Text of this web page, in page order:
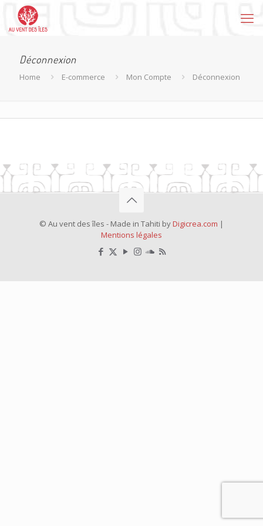
Déconnexion
Home E-commerce Mon Compte Déconnexion
© Au vent des îles - Made in Tahiti byDigicrea.com |
Mentions légales